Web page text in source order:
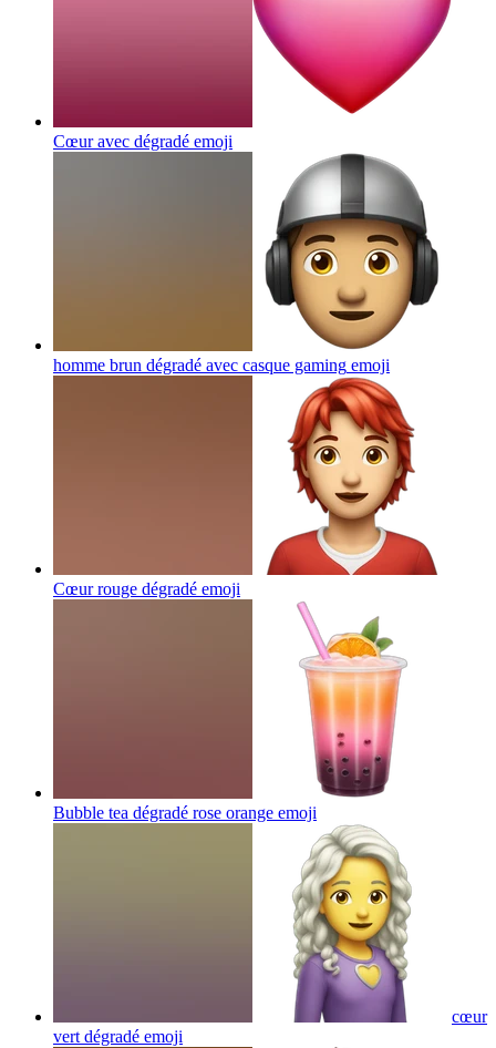
Cœur avec dégradé emoji
homme brun dégradé avec casque gaming emoji
Cœur rouge dégradé emoji
Bubble tea dégradé rose orange emoji
cœur
vert dégradé emoji